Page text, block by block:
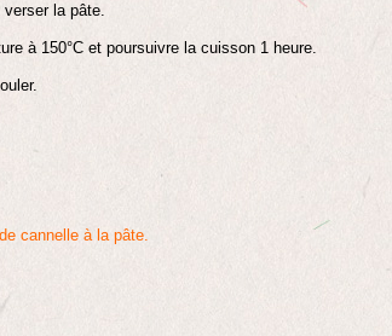
verser la pâte.
à 150°C et poursuivre la cuisson 1 heure.
cannelle à la pâte.